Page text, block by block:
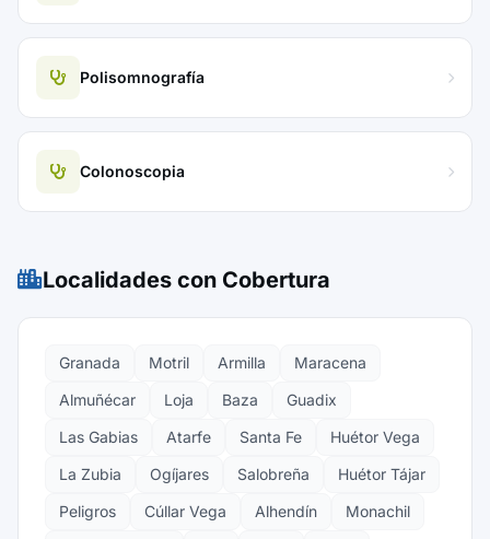
Polisomnografía
Colonoscopia
Localidades con Cobertura
Granada Motril Armilla
Maracena
Almuñécar
Loja Baza
Guadix
Las Gabias
Atarfe Santa Fe
Huétor Vega
La Zubia
Ogíjares Salobreña
Huétor Tájar
Peligros
Cúllar Vega Alhendín Monachil